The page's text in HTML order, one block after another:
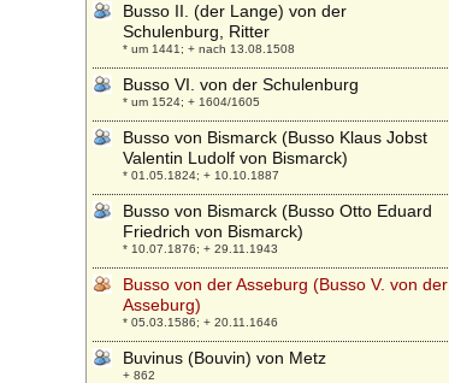
Busso II. (der Lange) von der
Schulenburg, Ritter
* um 1441; + nach 13.08.1508
Busso VI. von der Schulenburg
* um 1524; + 1604/1605
Busso von Bismarck (Busso Klaus Jobst
Valentin Ludolf von Bismarck)
* 01.05.1824; + 10.10.1887
Busso von Bismarck (Busso Otto Eduard
Friedrich von Bismarck)
* 10.07.1876; + 29.11.1943
Busso von der Asseburg (Busso V. von der
Asseburg)
* 05.03.1586; + 20.11.1646
Buvinus (Bouvin) von Metz
+ 862